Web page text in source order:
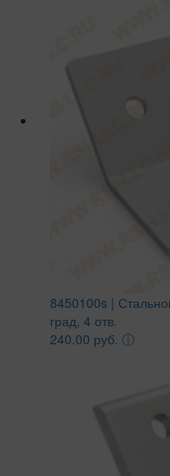
8450100s |
град, 4 отв.
240.00 руб. ⓘ